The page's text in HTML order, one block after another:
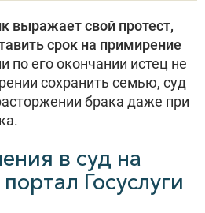
выражает свой протест,
срок на примирение
по его окончании истец не
сохранить семью, суд
брака даже при
в суд на
Госуслуги